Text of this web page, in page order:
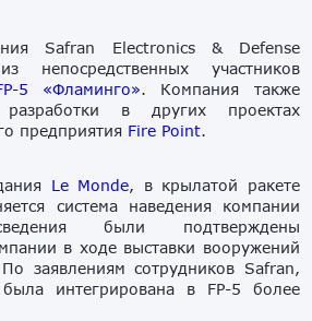
Safran Electronics & Defense
непосредственных участников
5 «Фламинго». Компания также
разработки в других проектах
предприятия Fire Point.
Le Monde, в крылатой ракете
система наведения компании
были подтверждены
в ходе выставки вооружений
заявлениям сотрудников Safran,
была интегрирована в FP-5 более